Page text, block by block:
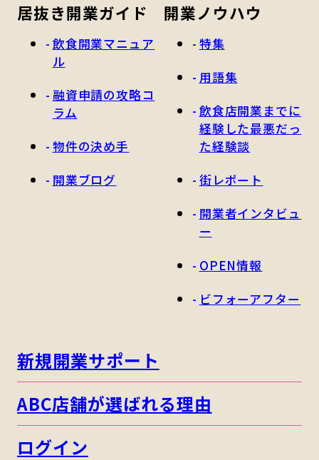
居抜き開業ガイド
飲食開業マニュア
ル
融資申請の攻略コ
ラム
物件の決め手
開業ブログ
開業ノウハウ
特集
用語集
飲食店開業までに
経験した最悪だっ
た経験談
街レポート
開業者インタビュ
ー
OPEN情報
ビフォーアフター
新規開業サポート
ABC店舗が選ばれる理由
ログイン